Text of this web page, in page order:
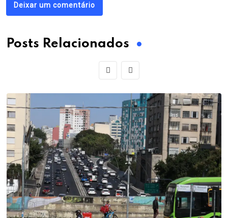
Deixar um comentário
Posts Relacionados